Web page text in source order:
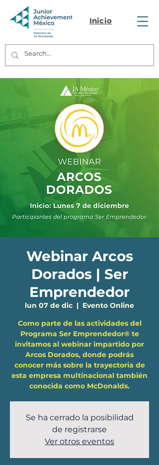
Inicio
Webinar Arcos
Dorados | Ser
Emprendedor
lun 07 de dic
  |
Evento Online
Como parte de las actividades del
Programa Ser Emprendedor® te
invitamos al webinar impartido por
Arcos Dorados, donde podrás
conocer más sobre la trayectoria de
esta empresa multinacional también
Se ha cerrado la posibilidad
de registrarse
Ver otros eventos